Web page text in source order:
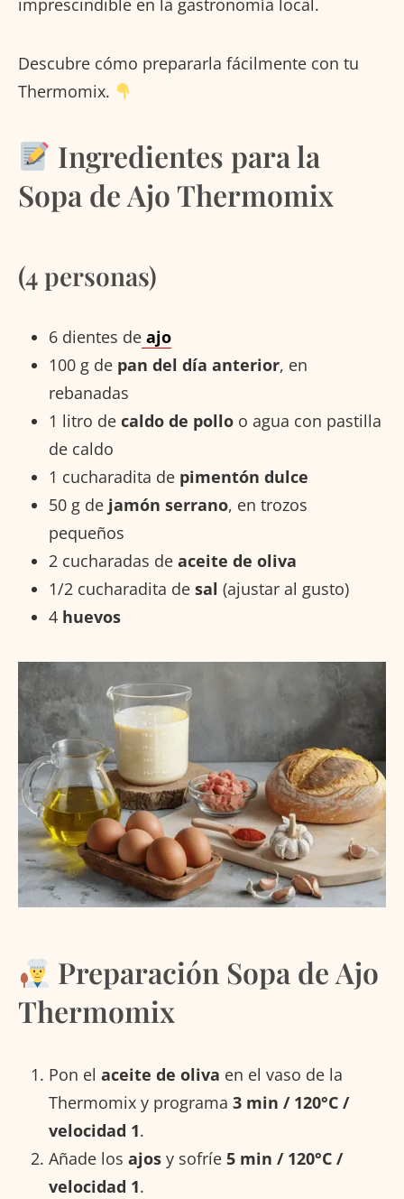
imprescindible en la gastronomía local.
Descubre cómo prepararla fácilmente con tu
Thermomix.
Ingredientes para la
Sopa de Ajo Thermomix
(4 personas)
6 dientes de ajo
100 g de pan del día anterior, en
rebanadas
1 litro de caldo de pollo o agua con pastilla
de caldo
1 cucharadita de pimentón dulce
50 g de jamón serrano, en trozos
pequeños
2 cucharadas de aceite de oliva
1/2 cucharadita de sal (ajustar al gusto)
4 huevos
Preparación Sopa de Ajo
Thermomix
Pon el aceite de oliva en el vaso de la
Thermomix y programa 3 min / 120°C /
velocidad 1.
Añade los ajos y sofríe 5 min / 120°C /
velocidad 1.